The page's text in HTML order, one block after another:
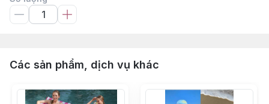
Các sản phẩm, dịch vụ khác